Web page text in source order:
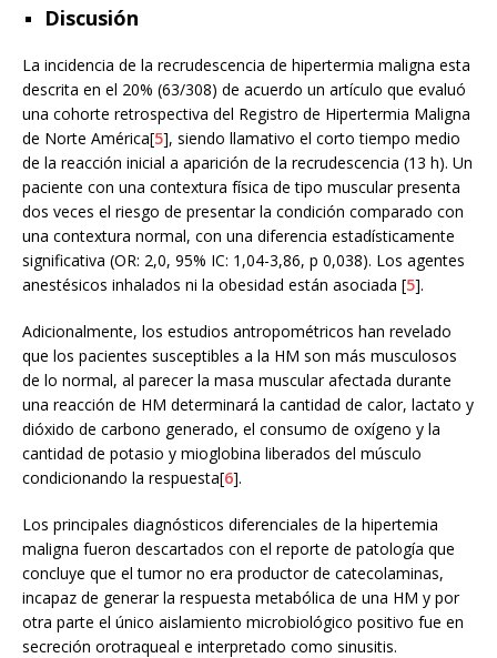
Discusión
La incidencia de la recrudescencia de hipertermia maligna esta
descrita en el 20% (63/308) de acuerdo un artículo que evaluó
una cohorte retrospectiva del Registro de Hipertermia Maligna
de Norte América[5], siendo llamativo el corto tiempo medio
de la reacción inicial a aparición de la recrudescencia (13 h). Un
paciente con una contextura física de tipo muscular presenta
dos veces el riesgo de presentar la condición comparado con
una contextura normal, con una diferencia estadísticamente
significativa (OR: 2,0, 95% IC: 1,04-3,86, p 0,038). Los agentes
anestésicos inhalados ni la obesidad están asociada [5].
Adicionalmente, los estudios antropométricos han revelado
que los pacientes susceptibles a la HM son más musculosos
de lo normal, al parecer la masa muscular afectada durante
una reacción de HM determinará la cantidad de calor, lactato y
dióxido de carbono generado, el consumo de oxígeno y la
cantidad de potasio y mioglobina liberados del músculo
condicionando la respuesta[6].
Los principales diagnósticos diferenciales de la hipertemia
maligna fueron descartados con el reporte de patología que
concluye que el tumor no era productor de catecolaminas,
incapaz de generar la respuesta metabólica de una HM y por
otra parte el único aislamiento microbiológico positivo fue en
secreción orotraqueal e interpretado como sinusitis.